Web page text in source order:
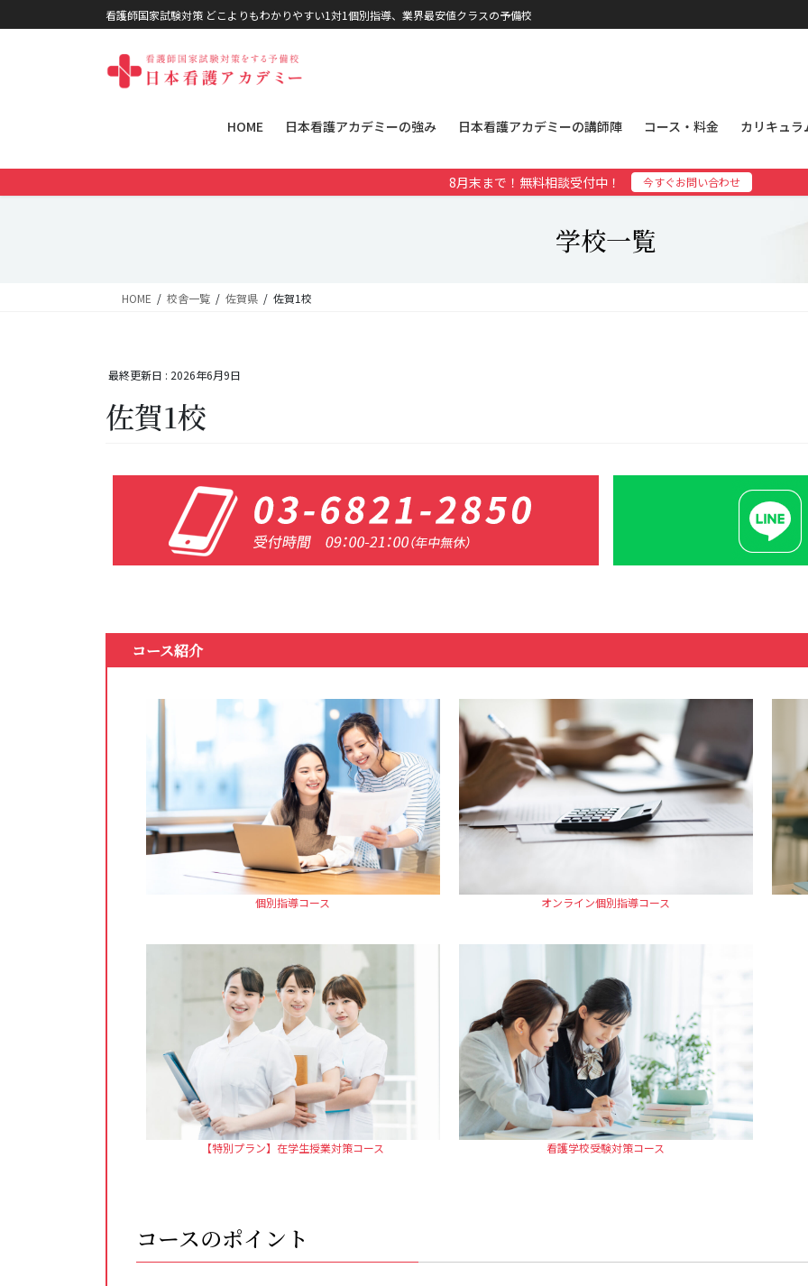
コンテンツに移動
ナビゲーションに移動看護師国家試験対策 どこよりもわかりやすい1対1個別指導、業界最安値クラスの予備校
HOME 日本看護アカデミーの強み 日本看護アカデミーの講師陣 コース・料金 カリキュラ
8月末まで！無料相談受付中！ 今すぐお問い合わせ
学校一覧
HOME 校舎一覧 佐賀県 佐賀1校
最終更新日 : 2026年6月9日
佐賀1校
コース紹介
個別指導コース オンライン個別指導コース
【特別プラン】在学生授業対策コース 看護学校受験対策コース
コースのポイント